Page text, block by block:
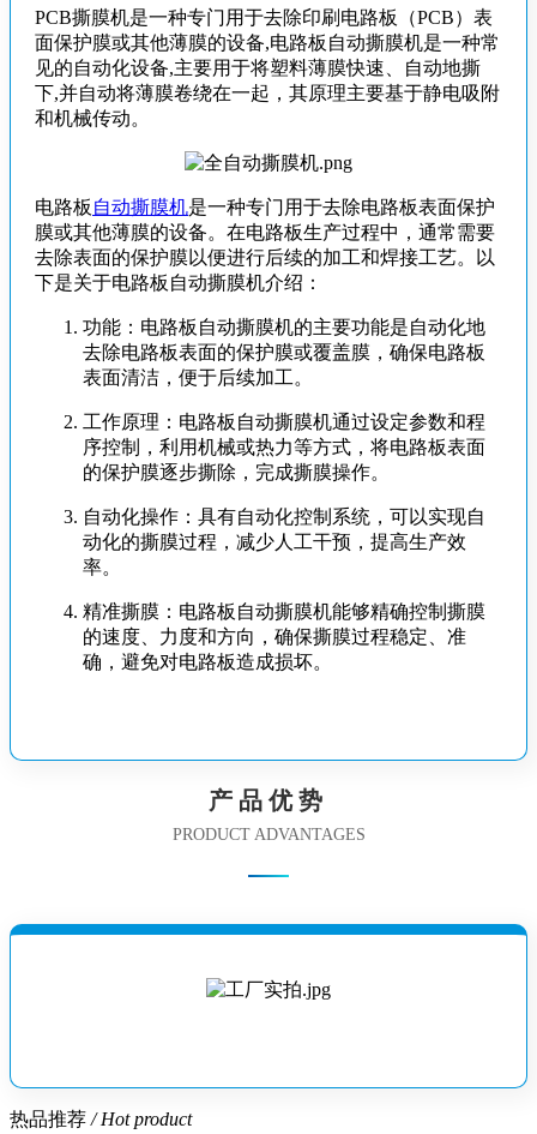
PCB撕膜机是一种专门用于去除印刷电路板（PCB）表
面保护膜或其他薄膜的设备,电路板自动撕膜机是一种常
见的自动化设备,主要用于将塑料薄膜快速、自动地撕
下,并自动将薄膜卷绕在一起，其原理主要基于静电吸附
和机械传动。
电路板 自动撕膜机是一种专门用于去除电路板表面保护
膜或其他薄膜的设备。在电路板生产过程中，通常需要
去除表面的保护膜以便进行后续的加工和焊接工艺。以
下是关于电路板自动撕膜机介绍：
功能：电路板自动撕膜机的主要功能是自动化地
去除电路板表面的保护膜或覆盖膜，确保电路板
表面清洁，便于后续加工。
工作原理：电路板自动撕膜机通过设定参数和程
序控制，利用机械或热力等方式，将电路板表面
的保护膜逐步撕除，完成撕膜操作。
自动化操作：具有自动化控制系统，可以实现自
动化的撕膜过程，减少人工干预，提高生产效
率。
精准撕膜：电路板自动撕膜机能够精确控制撕膜
的速度、力度和方向，确保撕膜过程稳定、准
确，避免对电路板造成损坏。
产品优势
PRODUCT ADVANTAGES
热品推荐 / Hot product